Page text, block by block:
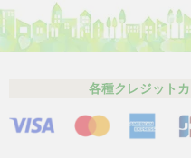
各種クレジット